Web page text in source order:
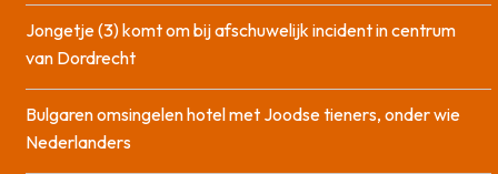
Jongetje (3) komt om bij afschuwelijk incident in centrum
van Dordrecht
Bulgaren omsingelen hotel met Joodse tieners, onder wie
Nederlanders